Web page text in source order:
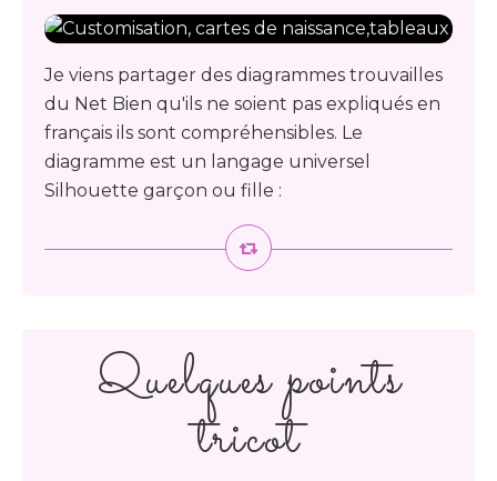
Je viens partager des diagrammes trouvailles
du Net Bien qu'ils ne soient pas expliqués en
français ils sont compréhensibles. Le
diagramme est un langage universel
Silhouette garçon ou fille :
Quelques points
tricot